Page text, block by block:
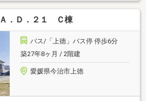
．Ｄ．２１ Ｃ棟
バス/「上徳」バス停 停歩6分
築27年8ヶ月 / 2階建
愛媛県今治市上徳